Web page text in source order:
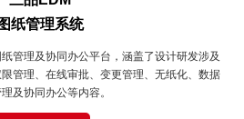
图纸管理系统
管理及协同办公平台，涵盖了设计研发涉及
管理、在线审批、变更管理、无纸化、数据
及协同办公等内容。